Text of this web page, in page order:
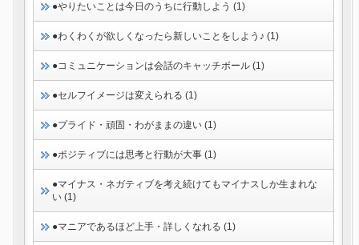
●やりたいことは今日のうちに行動しよう (1)
●わくわくが欲しくなったら新しいことをしよう♪ (1)
●コミュニケーションは会話のキャッチボール (1)
●セルフイメージは変えられる (1)
●プライド・頑固・わがままの違い (1)
●ポジティブには思考と行動が大事 (1)
●マイナス・ネガティブを考え続けてもマイナスしか生まれな
い (1)
●マニアであるほど上手・詳しくなれる (1)